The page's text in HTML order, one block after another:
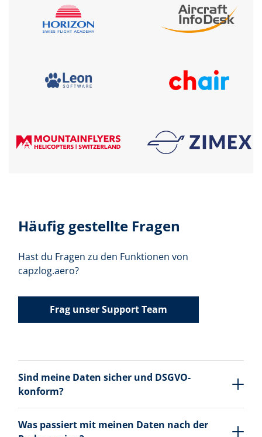
Häufig gestellte Fragen
Hast du Fragen zu den Funktionen von
capzlog.aero?
Frag unser Support Team
Sind meine Daten sicher und DSGVO-
konform?
Was passiert mit meinen Daten nach der